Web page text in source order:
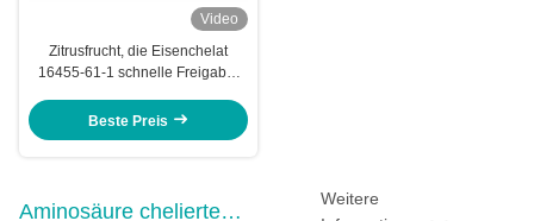
Video
Zitrusfrucht, die Eisenchelat
16455-61-1 schnelle Freigabe-
Beste Preis
Aminosäure chelierte
Weitere